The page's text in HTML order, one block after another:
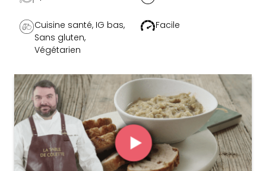
Cuisine santé, IG bas,
Sans gluten,
Végétarien
Facile